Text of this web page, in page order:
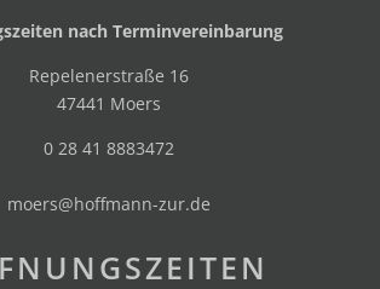
nach Terminvereinbarung
Repelenerstraße 16
47441 Moers
0 28 41 8883472
moers@hoffmann-zur.de